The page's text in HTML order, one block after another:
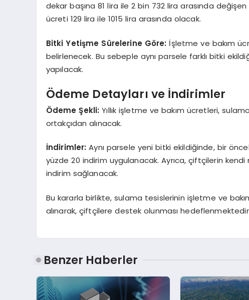
dekar başına 81 lira ile 2 bin 732 lira arasında
ücreti 129 lira ile 1015 lira arasında olacak.
Bitki Yetişme Sürelerine Göre: İşletme ve bakım
belirlenecek. Bu sebeple aynı parsele farklı bitki
yapılacak.
Ödeme Detayları ve İndirimler
Ödeme Şekli: Yıllık işletme ve bakım ücretleri,
ortakçıdan alınacak.
İndirimler: Aynı parsele yeni bitki ekildiğinde, bir
yüzde 20 indirim uygulanacak. Ayrıca, çiftçilerin
indirim sağlanacak.
Bu kararla birlikte, sulama tesislerinin işletme ve
alınarak, çiftçilere destek olunması
Benzer Haberler